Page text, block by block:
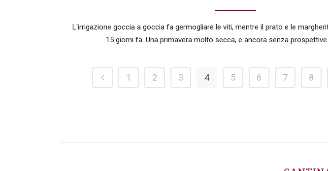
L'irrigazione goccia a goccia fa germogliare le viti, mentre il prato e le
15 giorni fa. Una primavera molto secca, e ancora senza prospettive
1 2 3 4 5 6 7 8